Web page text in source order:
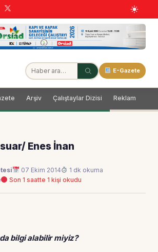
E-Gazete
Arşiv Çalıştaylar Dizisi Reklam
Enes İnan
07 Ekim 2014
1 dk okuma
Son 1 saatte 1 kişi okudu
bilgi alabilir miyiz?